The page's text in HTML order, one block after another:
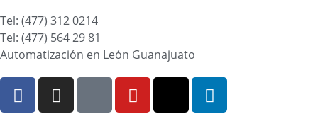
Tel: (477) 312 0214
Tel: (477) 564 29 81
Automatización en León Guanajuato